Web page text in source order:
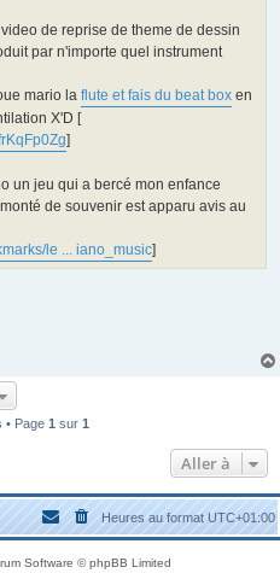
de reprise de theme de dessin
par n'importe quel instrument
mario la flute et fais du beat box en
X'D [
]
un jeu qui a bercé mon enfance
de souvenir est apparu avis au
le ... iano_music]
• Page 1 sur 1
Aller à
Heures au formatUTC+01:00
Software © phpBB Limited